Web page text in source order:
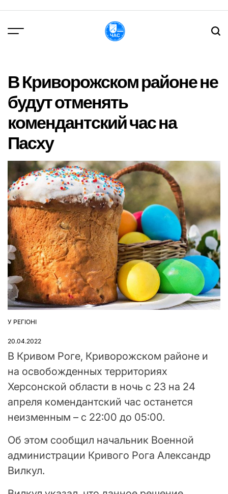
вмісту
В Криворожском районе не
будут отменять
комендантский час на
Пасху
ОПУБЛІКУВАТИ
У РЕГІОНІ
20.04.2022
В Кривом Роге, Криворожском районе и
на освобожденных территориях
Херсонской области в ночь с 23 на 24
апреля комендантский час останется
неизменным – с 22:00 до 05:00.
Об этом сообщил начальник Военной
администрации Кривого Рога Александр
Вилкул.